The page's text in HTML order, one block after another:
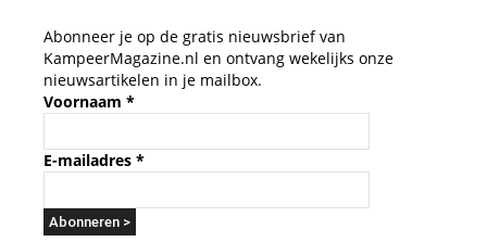
Abonneer je op de gratis nieuwsbrief van
KampeerMagazine.nl en ontvang wekelijks onze
nieuwsartikelen in je mailbox.
Voornaam *
E-mailadres *